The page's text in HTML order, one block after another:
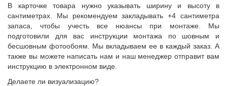
В карточке товара нужно указывать ширину и высоту в
сантиметрах. Мы рекомендуем закладывать +4 сантиметра
запаса, чтобы учесть все нюансы при монтаже. Мы
подготовили для вас инструкции монтажа по шовным и
бесшовным фотообоям. Мы вкладываем ее в каждый заказ. А
также вы можете написать нам и наш менеджер отправит вам
инструкцию в электронном виде.
Делаете ли визуализацию?